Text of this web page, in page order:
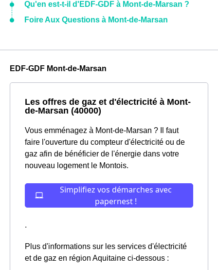
Qu'en est-t-il d'EDF-GDF à Mont-de-Marsan ?
Foire Aux Questions à Mont-de-Marsan
EDF-GDF Mont-de-Marsan
Les offres de gaz et d'électricité à Mont-
de-Marsan (40000)
Vous emménagez à Mont-de-Marsan ? Il faut
faire l'ouverture du compteur d'électricité ou de
gaz afin de bénéficier de l'énergie dans votre
nouveau logement le Montois.
.
Plus d'informations sur les services d'électricité
et de gaz en région Aquitaine ci-dessous :